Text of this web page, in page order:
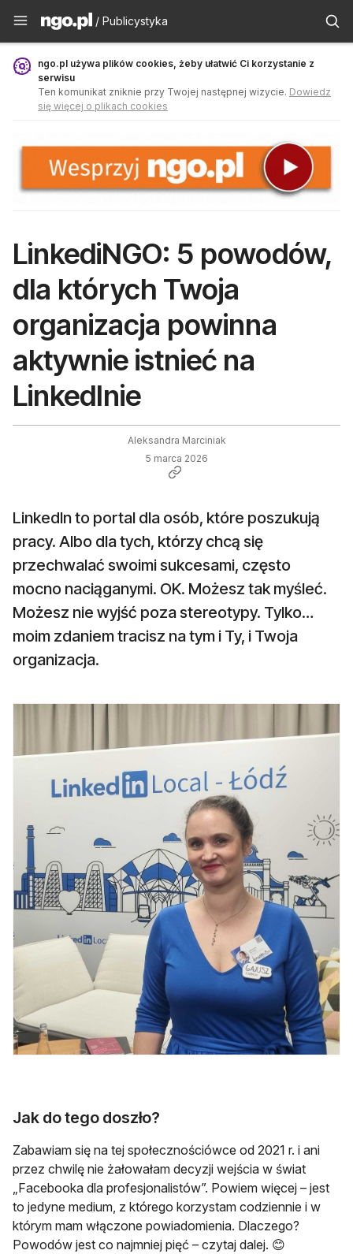
Publicystyka - ngo.pl
/ Publicystyka
ngo.pl używa plików cookies, żeby ułatwić Ci korzystanie z
serwisu
Ten komunikat zniknie przy Twojej następnej wizycie. Dowiedz
się więcej o plikach cookies
LinkediNGO: 5 powodów,
dla których Twoja
organizacja powinna
aktywnie istnieć na
LinkedInie
Aleksandra Marciniak
5 marca 2026
LinkedIn to portal dla osób, które poszukują
pracy. Albo dla tych, którzy chcą się
przechwalać swoimi sukcesami, często
mocno naciąganymi. OK. Możesz tak myśleć.
Możesz nie wyjść poza stereotypy. Tylko…
moim zdaniem tracisz na tym i Ty, i Twoja
organizacja.
Jak do tego doszło?
Zabawiam się na tej społecznościówce od 2021 r. i ani
przez chwilę nie żałowałam decyzji wejścia w świat
„Facebooka dla profesjonalistów”. Powiem więcej – jest
to jedyne medium, z którego korzystam codziennie i w
którym mam włączone powiadomienia. Dlaczego?
Powodów jest co najmniej pięć – czytaj dalej. 😊